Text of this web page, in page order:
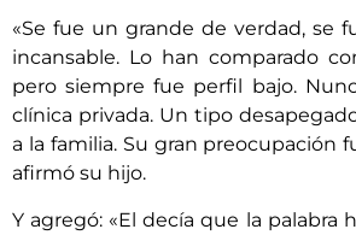
«Se fue un grande de verdad, se
incansable. Lo han comparado
pero siempre fue perfil bajo.
clínica privada. Un tipo
a la familia. Su gran preocupación
afirmó su hijo.
Y agregó: «El decía que la palabra